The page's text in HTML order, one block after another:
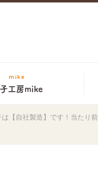
mike
工房mike
は【自社製造】です！当た